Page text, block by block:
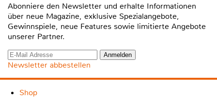
Abonniere den Newsletter und erhalte Informationen
über neue Magazine, exklusive Spezialangebote,
Gewinnspiele, neue Features sowie limitierte Angebote
unserer Partner.
Newsletter abbestellen
Shop